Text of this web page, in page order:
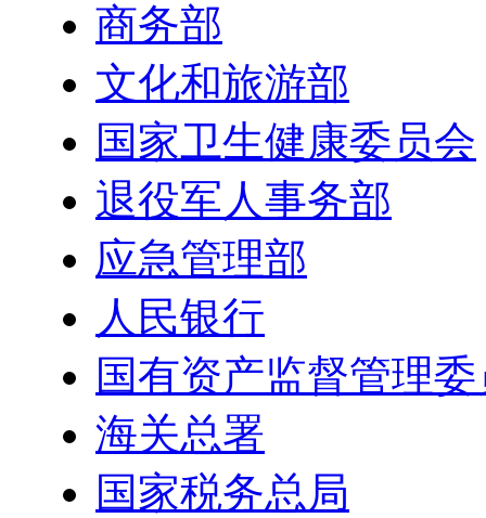
商务部
文化和旅游部
国家卫生健康委员会
退役军人事务部
应急管理部
人民银行
国有资产监督管理
海关总署
国家税务总局